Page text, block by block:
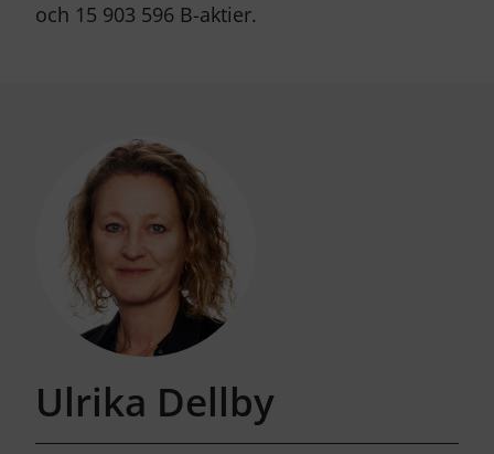
och 15 903 596 B-aktier.
Ulrika Dellby